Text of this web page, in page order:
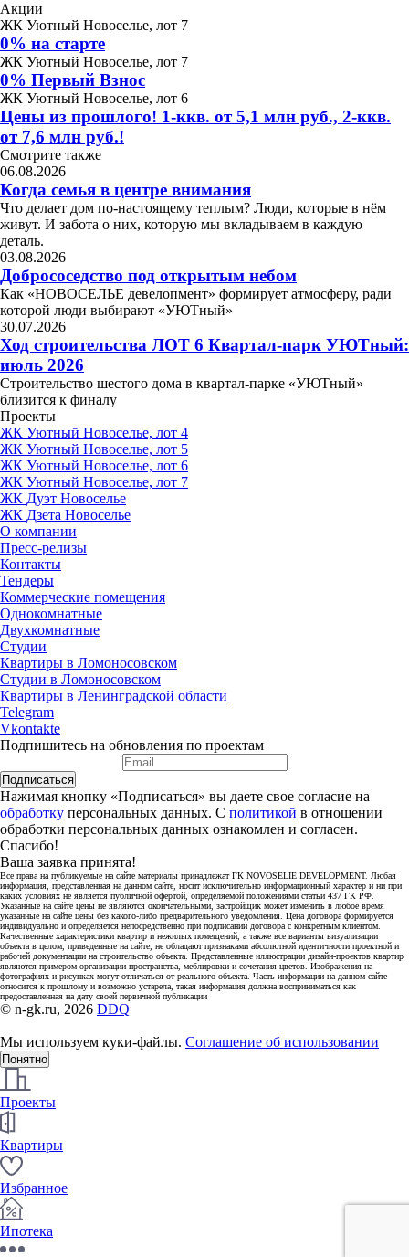
Акции
ЖК Уютный Новоселье, лот 7
0% на старте
ЖК Уютный Новоселье, лот 7
0% Первый Взнос
ЖК Уютный Новоселье, лот 6
Цены из прошлого! 1-ккв. от 5,1 млн руб., 2-ккв.
от 7,6 млн руб.!
Смотрите также
06.08.2026
Когда семья в центре внимания
Что делает дом по-настоящему теплым? Люди, которые в нём
живут. И забота о них, которую мы вкладываем в каждую
деталь.
03.08.2026
Добрососедство под открытым небом
Как «НОВОСЕЛЬЕ девелопмент» формирует атмосферу, ради
которой люди выбирают «УЮТный»
30.07.2026
Ход строительства ЛОТ 6 Квартал-парк УЮТный:
июль 2026
Строительство шестого дома в квартал-парке «УЮТный»
близится к финалу
Проекты
ЖК Уютный Новоселье, лот 4
ЖК Уютный Новоселье, лот 5
ЖК Уютный Новоселье, лот 6
ЖК Уютный Новоселье, лот 7
ЖК Дуэт Новоселье
ЖК Дзета Новоселье
О компании
Пресс-релизы
Контакты
Тендеры
Коммерческие помещения
Однокомнатные
Двухкомнатные
Студии
Квартиры в Ломоносовском
Студии в Ломоносовском
Квартиры в Ленинградской области
Telegram
Vkontakte
Подпишитесь на обновления по проектам
Подписаться
Нажимая кнопку «Подписаться» вы даете свое согласие на
обработку персональных данных. С политикой в отношении
обработки персональных данных ознакомлен и согласен.
Спасибо!
Ваша заявка принята!
Все права на публикуемые на сайте материалы принадлежат ГК NOVOSELIE DEVELOPMENT. Любая
информация, представленная на данном сайте, носит исключительно информационный характер и ни при
каких условиях не является публичной офертой, определяемой положениями статьи 437 ГК РФ.
Указанные на сайте цены не являются окончательными, застройщик может изменить в любое время
указанные на сайте цены без какого-либо предварительного уведомления. Цена договора формируется
индивидуально и определяется непосредственно при подписании договора с конкретным клиентом.
Качественные характеристики квартир и нежилых помещений, а также все варианты визуализации
объекта в целом, приведенные на сайте, не обладают признаками абсолютной идентичности проектной и
рабочей документации на строительство объекта. Представленные иллюстрации дизайн-проектов квартир
являются примером организации пространства, меблировки и сочетания цветов. Изображения на
фотографиях и рисунках могут отличаться от реального объекта. Часть информации на данном сайте
относится к прошлому и возможно устарела, такая информация должна восприниматься как
предоставленная на дату своей первичной публикации
© n-gk.ru, 2026 DDQ
Мы используем куки-файлы. Соглашение об использовании
Понятно
Проекты
Квартиры
Избранное
Ипотека